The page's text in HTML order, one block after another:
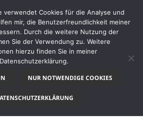
verwendet Cookies für die Analyse und
mir, die Benutzerfreundlichkeit meiner
Durch die weitere Nutzung der
Sie der Verwendung zu. Weitere
hierzu finden Sie in meiner
Datenschutzerklärung.
NUR NOTWENDIGE COOKIES